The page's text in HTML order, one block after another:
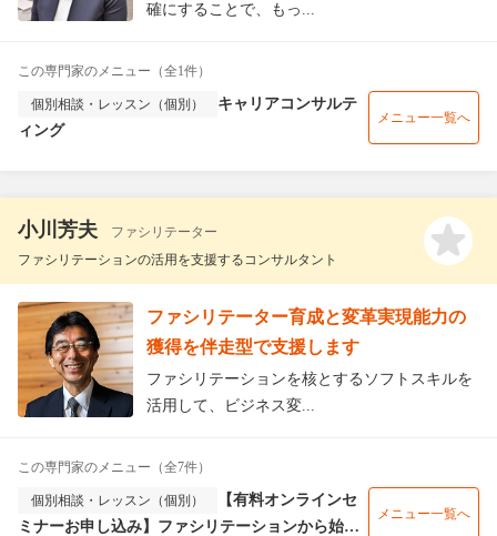
確にすることで、もっ...
この専門家のメニュー（全1件）
個別相談・レッスン（個別）
キャリアコンサルテ
ィング
メニュー一覧へ
小川芳夫
ファシリテーター
ファシリテーションの活用を支援するコンサルタント
ファシリテーター育成と変革実現能力の
獲得を伴走型で支援します
ファシリテーションを核とするソフトスキルを
活用して、ビジネス変...
この専門家のメニュー（全7件）
個別相談・レッスン（個別）
【有料オンラインセ
ミナーお申し込み】ファシリテーションから始め
メニュー一覧へ